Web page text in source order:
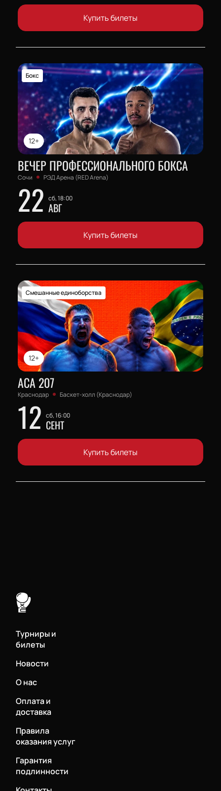
Купить билеты
12+
Бокс
ВЕЧЕР ПРОФЕССИОНАЛЬНОГО БОКСА
Сочи РЭД Арена (RED Arena)
22 сб, 18:00
АВГ
Купить билеты
12+
Смешанные единоборства
АСА 207
Краснодар Баскет-холл (Краснодар)
12 сб, 16:00
СЕНТ
Купить билеты
Турниры и
билеты
Новости
О нас
Оплата и
доставка
Правила
оказания услуг
Гарантия
подлинности